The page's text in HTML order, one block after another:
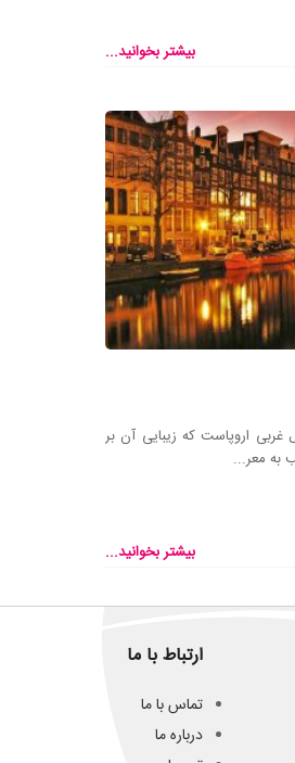
بیشتر بخوانید...
غربی اروپاست که زیبایی آن بر
به معر...
بیشتر بخوانید...
ارتباط با ما
تماس با ما
درباره ما